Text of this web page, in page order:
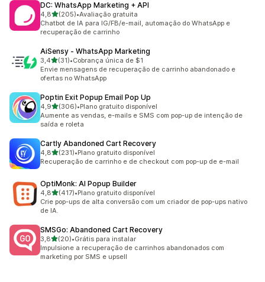
DC: WhatsApp Marketing + API
4,8de 5 estrelas
(205)
205 avaliações ao todo
•Avaliação gratuita
Chatbot de IA para IG/FB/e-mail, automação do WhatsApp e
recuperação de carrinho
AiSensy ‑ WhatsApp Marketing
3,4de 5 estrelas
(31)
31 avaliações ao todo
•Cobrança única de $1
Envie mensagens de recuperação de carrinho abandonado e
ofertas no WhatsApp
Poptin Exit Popup Email Pop Up
4,9de 5 estrelas
(306)
306 avaliações ao todo
•Plano gratuito disponível
Aumente as vendas, e-mails e SMS com pop-up de intenção de
saída e roleta
Cartly Abandoned Cart Recovery
4,8de 5 estrelas
(231)
231 avaliações ao todo
•Plano gratuito disponível
Recuperação de carrinho e de checkout com pop-up de e-mail
OptiMonk: AI Popup Builder
4,8de 5 estrelas
(417)
417 avaliações ao todo
•Plano gratuito disponível
Crie pop-ups de alta conversão com um criador de pop-ups nativo
de IA.
SMSGo: Abandoned Cart Recovery
3,8de 5 estrelas
(20)
20 avaliações ao todo
•Grátis para instalar
Impulsione a recuperação de carrinhos abandonados com
marketing por SMS e upsell